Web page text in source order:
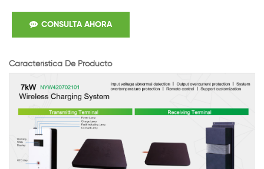
CONSULTA AHORA
Característica De Producto